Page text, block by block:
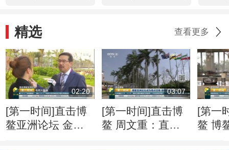
精选 查看更多
02:20
[第一时间]直击博
鳌亚洲论坛 金融
03:07
[第一时间]直击博
鳌 周文重：直面
[第一
鳌 博